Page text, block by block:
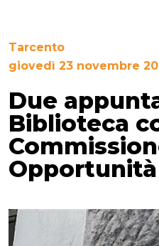
Tarcento
giovedì 23 novembre
Due
Biblioteca
Opportunità